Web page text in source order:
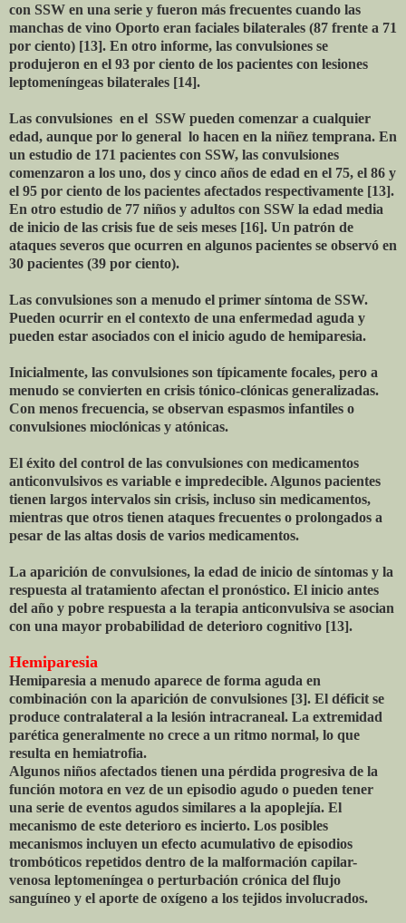
con SSW en una serie y fueron más frecuentes cuando las
manchas de vino Oporto eran faciales bilaterales (87 frente a 71
por ciento) [13]. En otro informe, las convulsiones se
produjeron en el 93 por ciento de los pacientes con lesiones
leptomeníngeas bilaterales [14].
Las convulsiones en el SSW pueden comenzar a cualquier
edad, aunque por lo general lo hacen en la niñez temprana. En
un estudio de 171 pacientes con SSW, las convulsiones
comenzaron a los uno, dos y cinco años de edad en el 75, el 86 y
el 95 por ciento de los pacientes afectados respectivamente [13].
En otro estudio de 77 niños y adultos con SSW la edad media
de inicio de las crisis fue de seis meses [16]. Un patrón de
ataques severos que ocurren en algunos pacientes se observó en
30 pacientes (39 por ciento).
Las convulsiones son a menudo el primer síntoma de SSW.
Pueden ocurrir en el contexto de una enfermedad aguda y
pueden estar asociados con el inicio agudo de hemiparesia.
Inicialmente, las convulsiones son típicamente focales, pero a
menudo se convierten en crisis tónico-clónicas generalizadas.
Con menos frecuencia, se observan espasmos infantiles o
convulsiones mioclónicas y atónicas.
El éxito del control de las convulsiones con medicamentos
anticonvulsivos es variable e impredecible. Algunos pacientes
tienen largos intervalos sin crisis, incluso sin medicamentos,
mientras que otros tienen ataques frecuentes o prolongados a
pesar de las altas dosis de varios medicamentos.
La aparición de convulsiones, la edad de inicio de síntomas y la
respuesta al tratamiento afectan el pronóstico. El inicio antes
del año y pobre respuesta a la terapia anticonvulsiva se asocian
con una mayor probabilidad de deterioro cognitivo [13].
Hemiparesia
Hemiparesia a menudo aparece de forma aguda en
combinación con la aparición de convulsiones [3]. El déficit se
produce contralateral a la lesión intracraneal. La extremidad
parética generalmente no crece a un ritmo normal, lo que
resulta en hemiatrofia.
Algunos niños afectados tienen una pérdida progresiva de la
función motora en vez de un episodio agudo o pueden tener
una serie de eventos agudos similares a la apoplejía. El
mecanismo de este deterioro es incierto. Los posibles
mecanismos incluyen un efecto acumulativo de episodios
trombóticos repetidos dentro de la malformación capilar-
venosa leptomeníngea o perturbación crónica del flujo
sanguíneo y el aporte de oxígeno a los tejidos involucrados.